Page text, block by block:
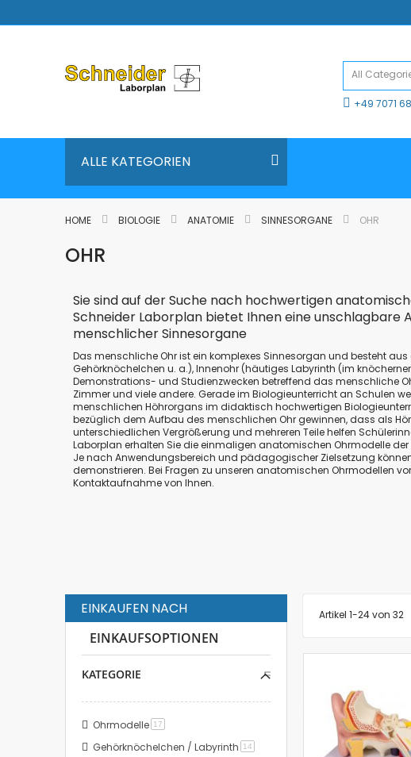
All
ALL
CMA
Biologie
CO2-
+49 7071
ALLE KATEGORIEN
HOME BIOLOGIE ANATOMIE SINNESORGANE OHR
OHR
Sie sind auf der Suche nach hochwertigen
Schneider Laborplan bietet Ihnen eine unschlagbare
menschlicher Sinnesorgane
Das menschliche Ohr ist ein komplexes Sinnesorgan und besteht
Gehörknöchelchen u. a.), Innenohr (häutiges Labyrinth (im
Demonstrations- und Studienzwecken betreffend das menschliche
Zimmer und viele andere. Gerade im Biologieunterricht an Schulen
menschlichen Höhrorgans im didaktisch hochwertigen
bezüglich dem Aufbau des menschlichen Ohr gewinnen, dass als
unterschiedlichen Vergrößerung und mehreren Teile helfen
Laborplan erhalten Sie die einmaligen anatomischen Ohrmodelle der
Je nach Anwendungsbereich und pädagogischer Zielsetzung
demonstrieren. Bei Fragen zu unseren anatomischen Ohrmodellen
Kontaktaufnahme von Ihnen.
Artikel 1-24von 32
EINKAUFEN NACH
EINKAUFSOPTIONEN
KATEGORIE
Ohrmodelle 17
Gehörknöchelchen / Labyrinth 14